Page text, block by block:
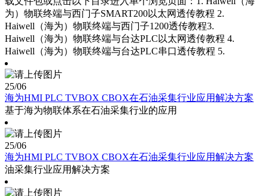
为）物联终端与西门子SMART200以太网透传教程 2.
Haiwell（海为）物联终端与西门子1200透传教程3.
Haiwell（海为）物联终端与台达PLC以太网透传教程 4.
Haiwell（海为）物联终端与台达PLC串口透传教程 5.
25/06
海为HMI PLC TVBOX CBOX在石油采集行业应用解决方案
基于海为物联体系在石油采集行业的应用
25/06
海为HMI PLC TVBOX CBOX在石油采集行业应用解决方案
油采集行业应用解决方案